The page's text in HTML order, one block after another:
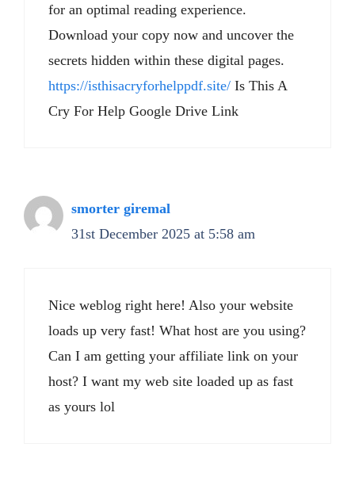
for an optimal reading experience.
Download your copy now and uncover the
secrets hidden within these digital pages.
https://isthisacryforhelppdf.site/ Is This A
Cry For Help Google Drive Link
smorter giremal
31st December 2025 at 5:58 am
Nice weblog right here! Also your website
loads up very fast! What host are you using?
Can I am getting your affiliate link on your
host? I want my web site loaded up as fast
as yours lol